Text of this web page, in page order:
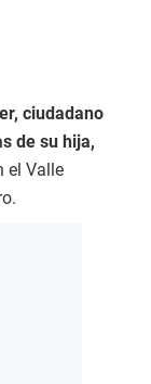
ciudadano
de su hija,
el Valle